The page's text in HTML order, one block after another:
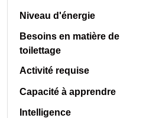
Niveau d'énergie
Besoins en matière de
toilettage
Activité requise
Capacité à apprendre
Intelligence